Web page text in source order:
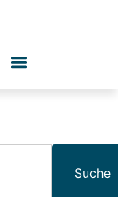
Suche